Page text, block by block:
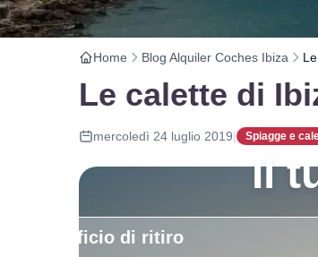
Il
Home Blog Alquiler Coches Ibiza
Le calette di
mercoledì 24 luglio 2019| Spiagge e